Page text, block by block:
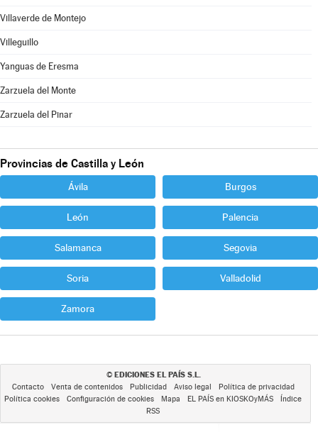
Villaverde de Montejo
Villeguillo
Yanguas de Eresma
Zarzuela del Monte
Zarzuela del Pinar
Provincias de Castilla y León
Ávila Burgos
León Palencia
Salamanca Segovia
Soria Valladolid
Zamora
© EDICIONES EL PAÍS S.L.
Contacto Venta de contenidos Publicidad Aviso legal
Política de privacidad
Política cookies
Configuración de cookies Mapa EL PAÍS en KIOSKOyMÁS
Índice
RSS